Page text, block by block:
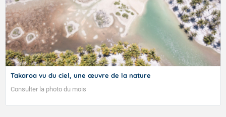
Takaroa vu du ciel, une œuvre de la nature
Consulter la photo du mois